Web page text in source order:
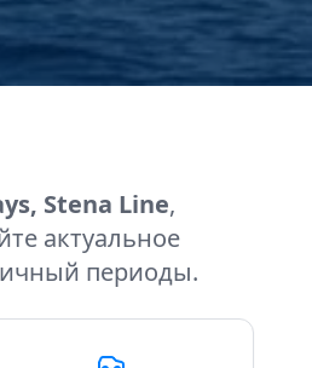
Stena Line,
актуальное
периоды.